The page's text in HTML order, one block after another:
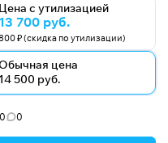
Цена с утилизацией
13 700 руб.
₽ (скидка по утилизации)
цена
14 500 руб.
0 0